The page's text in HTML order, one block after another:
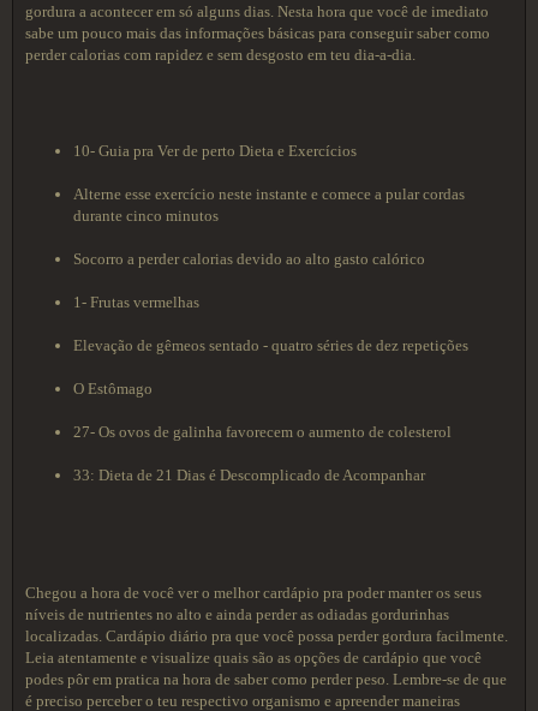
gordura a acontecer em só alguns dias. Nesta hora que você de imediato
sabe um pouco mais das informações básicas para conseguir saber como
perder calorias com rapidez e sem desgosto em teu dia-a-dia.
10- Guia pra Ver de perto Dieta e Exercícios
Alterne esse exercício neste instante e comece a pular cordas
durante cinco minutos
Socorro a perder calorias devido ao alto gasto calórico
1- Frutas vermelhas
Elevação de gêmeos sentado - quatro séries de dez repetições
O Estômago
27- Os ovos de galinha favorecem o aumento de colesterol
33: Dieta de 21 Dias é Descomplicado de Acompanhar
Chegou a hora de você ver o melhor cardápio pra poder manter os seus
níveis de nutrientes no alto e ainda perder as odiadas gordurinhas
localizadas. Cardápio diário pra que você possa perder gordura facilmente.
Leia atentamente e visualize quais são as opções de cardápio que você
podes pôr em pratica na hora de saber como perder peso. Lembre-se de que
é preciso perceber o teu respectivo organismo e apreender maneiras